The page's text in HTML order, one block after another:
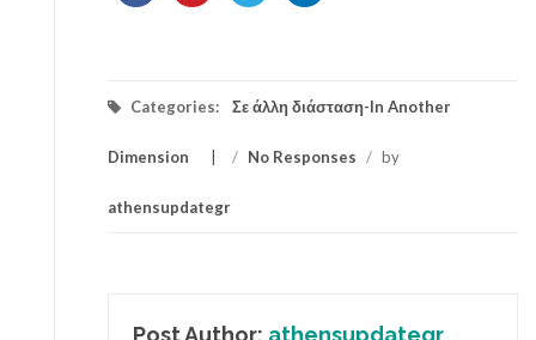
Categories: Σε άλλη διάσταση-In Another
Dimension / No Responses / by
athensupdategr
Post Author: athensupdategr